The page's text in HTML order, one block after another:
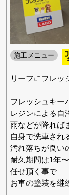
施工メニュー
リーフにフレッ
フレッシュキー
レジンによる自
雨などが降れば
自身で洗車され
汚れ落ちが良い
耐久期間は1年
任せ頂く事で
お車の塗装を継